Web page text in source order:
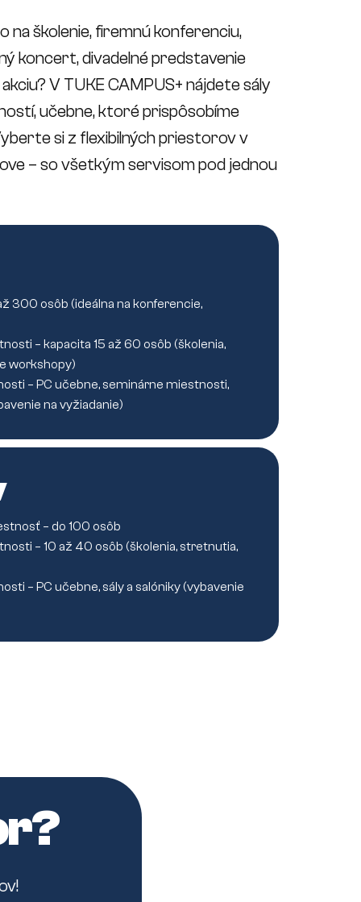
školenie, firemnú konferenciu,
koncert, divadelné predstavenie
V TUKE CAMPUS+ nájdete sály
učebne, ktoré prispôsobíme
si z flexibilných priestorov v
– so všetkým servisom pod jednou
300 osôb (ideálna na konferencie,
– kapacita 15 až 60 osôb (školenia,
workshopy)
– PC učebne, seminárne miestnosti,
na vyžiadanie)
– do 100 osôb
– 10 až 40 osôb (školenia, stretnutia,
– PC učebne, sály a salóniky (vybavenie